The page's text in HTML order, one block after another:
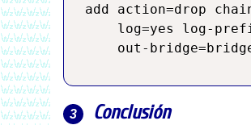
add action=drop
log=yes log-
Conclusión